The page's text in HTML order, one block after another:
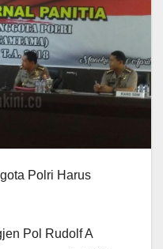
Polri Harus
Pol Rudolf A